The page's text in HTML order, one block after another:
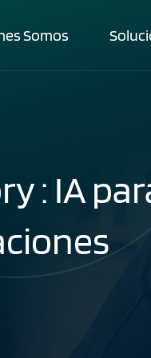
Somos
: IA